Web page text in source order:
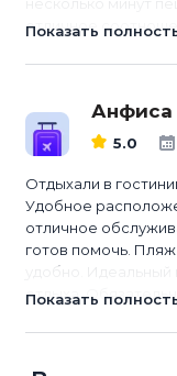
отличное
Показать
Анфиса
5.0
Отдыхали в
Удобное
отличное
готов помочь.
удобно.
отдыха.
Показать